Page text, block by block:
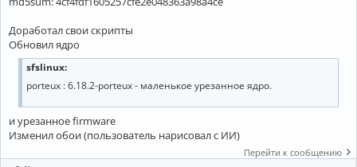
Доработал свои скрипты
Обновил ядро
sfslinux:
porteux : 6.18.2-porteux - маленькое урезанное ядро.
и урезанное firmware
Изменил обои (пользователь нарисовал с ИИ)
Перейти к сообщению